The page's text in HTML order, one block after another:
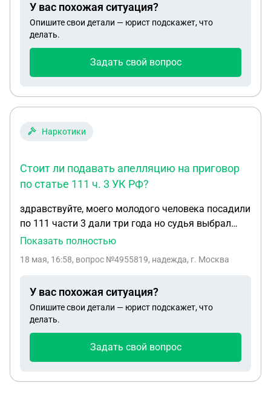
У вас похожая ситуация?
Опишите свои детали — юрист подскажет, что
делать.
Задать свой вопрос
Наркотики
Стоит ли подавать апелляцию на приговор
по статье 111 ч. 3 УК РФ?
здравствуйте, моего молодого человека посадили
по 111 части 3 дали три года но судья выбрал
самые худшие показания, и мы думаем подавать
добавят ли срок, и что вообще будет после неё, и
Показать полностью
18 мая, 16:58, вопрос №4955819, надежда, г. Москва
У вас похожая ситуация?
Опишите свои детали — юрист подскажет, что
делать.
Задать свой вопрос